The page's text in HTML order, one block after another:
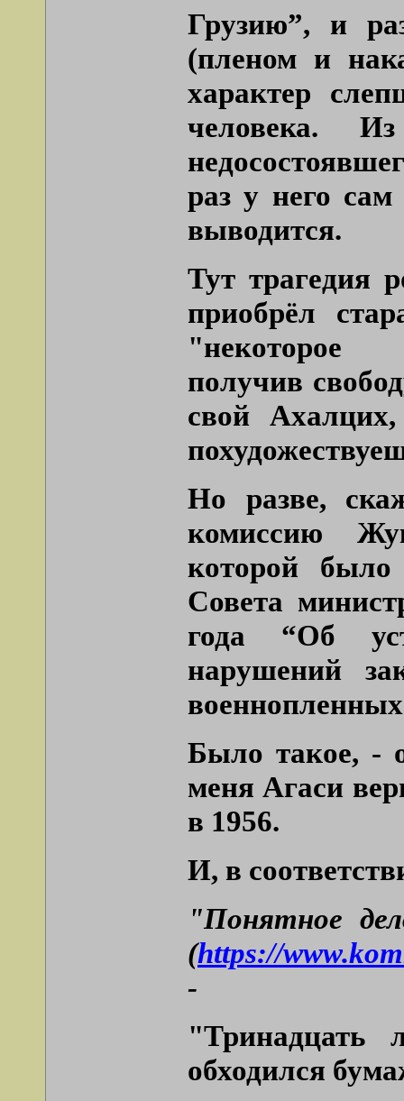
Грузию”, и
(пленом и
характер
человека.
раз у него
выводится.
Тут трагедия
приобрёл
"некоторое
получив
свой
Но разве,
комиссию
которой
Совета
года “Об
нарушений
Было такое, -
меня Агаси
в 1956.
И, в
"Понятное
(https://
-
"Тринадцать
обходился